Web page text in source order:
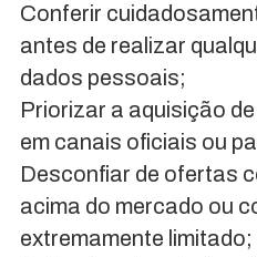
Conferir
antes de realizar
dados pessoais;
Priorizar a aquisição
em canais oficiais ou
Desconfiar de ofertas
acima do mercado ou
extremamente limitado;